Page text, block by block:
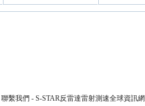
聯繫我們 - S-STAR反雷達雷射測速全球資訊網